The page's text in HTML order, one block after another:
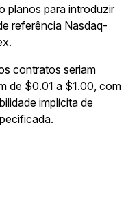
planos para introduzir
referência Nasdaq-
contratos seriam
de $0.01 a $1.00, com
implícita de